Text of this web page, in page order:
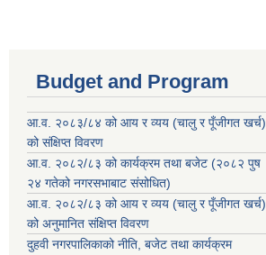
Budget and Program
आ.व. २०८३/८४ को आय र व्यय (चालु र पूँजीगत खर्च)
को संक्षिप्त विवरण
आ.व. २०८२/८३ को कार्यक्रम तथा बजेट (२०८२ पुष
२४ गतेको नगरसभाबाट संसोधित)
आ.व. २०८२/८३ को आय र व्यय (चालु र पूँजीगत खर्च)
को अनुमानित संक्षिप्त विवरण
दुहवी नगरपालिकाको नीति, बजेट तथा कार्यक्रम